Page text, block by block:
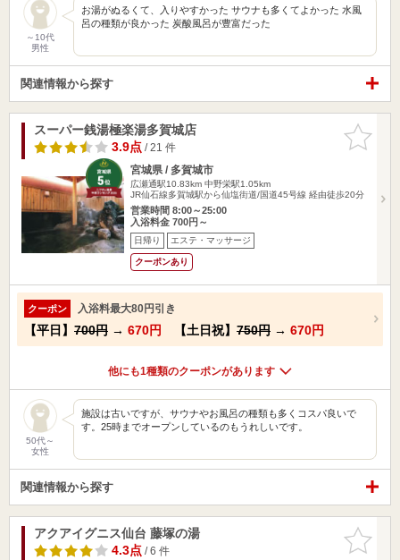
～10代
男性
お湯がぬるくて、入りやすかった サウナも多くてよかった 水風
呂の種類が良かった 炭酸風呂が豊富だった
関連情報から探す
お気に入
りに追加
スーパー銭湯極楽湯多賀城店
3.9点/ 21 件
宮城県 / 多賀城市
広瀬通駅10.83km 中野栄駅1.05km
JR仙石線多賀城駅から仙塩街道/国道45号線 経由徒歩20分
営業時間 8:00～25:00
入浴料金 700円～
日帰り エステ・マッサージ
クーポンあり
クーポン 入浴料最大80円引き
【平日】 700円 → 670円 【土日祝】 750円 → 670円
他にも1種類のクーポンがあります
50代～
女性
施設は古いですが、サウナやお風呂の種類も多くコスパ良いで
す。25時までオープンしているのもうれしいです。
関連情報から探す
お気に入
りに追加
アクアイグニス仙台 藤塚の湯
4.3点/ 6 件